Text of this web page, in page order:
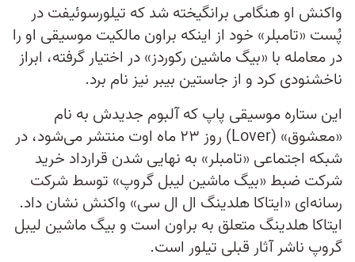
واکنش او هنگامی برانگیخته شد که تیلورسوئیفت در
پُست «تامبلر» خود از اینکه براون مالکیت موسیقی او را
در معامله با «بیگ ماشین رکوردز» در اختیار گرفته، ابراز
ناخشنودی کرد و از جاستین بیبر نیز نام برد.
این ستاره موسیقی پاپ که آلبوم جدیدش به نام
«معشوق» (Lover) روز ۲۳ ماه اوت منتشر می‌شود، در
شبکه اجتماعی «تامبلر» به نهایی شدن قرارداد خرید
شرکت ضبط «بیگ ماشین لیبل گروپ» توسط شرکت
رسانه‌ای «ایتاکا هلدینگ ال ال سی» واکنش نشان داد.
ایتاکا هلدینگ متعلق به براون است و بیگ ماشین لیبل
گروپ ناشر آثار قبلی تیلور است.